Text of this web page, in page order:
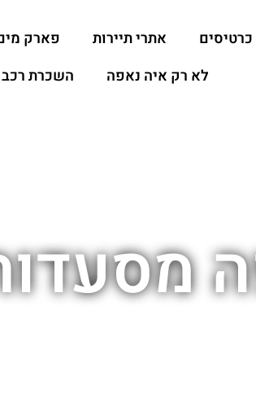
כרטיסים אתרי תיירות פארק
לא רק איה נאפה
השכרת רכב